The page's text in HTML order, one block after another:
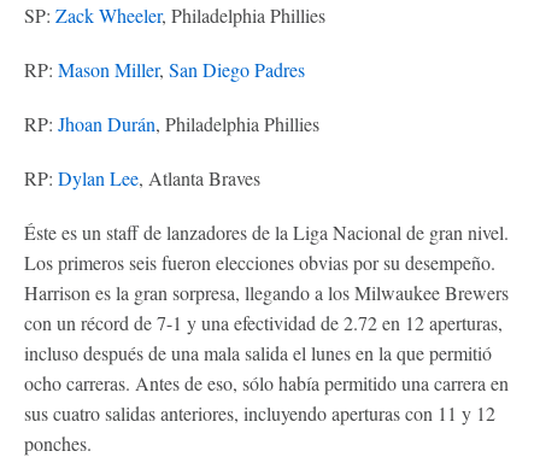
SP: Zack Wheeler, Philadelphia Phillies
RP: Mason Miller, San Diego Padres
RP: Jhoan Durán, Philadelphia Phillies
RP: Dylan Lee, Atlanta Braves
Éste es un staff de lanzadores de la Liga Nacional de gran nivel.
Los primeros seis fueron elecciones obvias por su desempeño.
Harrison es la gran sorpresa, llegando a los Milwaukee Brewers
con un récord de 7-1 y una efectividad de 2.72 en 12 aperturas,
incluso después de una mala salida el lunes en la que permitió
ocho carreras. Antes de eso, sólo había permitido una carrera en
sus cuatro salidas anteriores, incluyendo aperturas con 11 y 12
ponches.